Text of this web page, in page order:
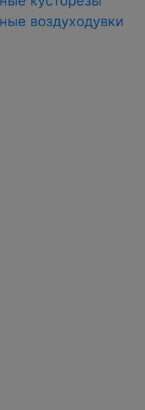
воздуходувки